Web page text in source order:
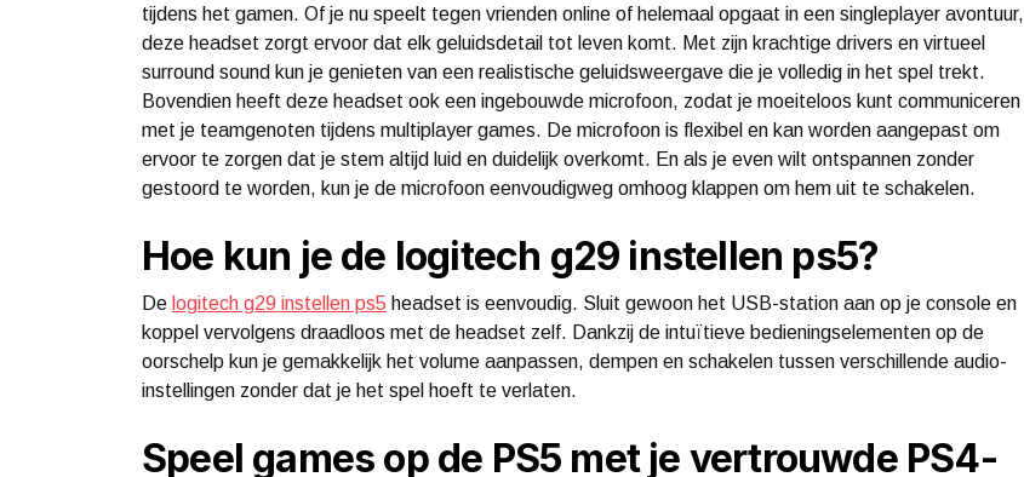
tijdens het gamen. Of je nu speelt tegen vrienden online of helemaal opgaat in een singleplayer avontuur,
deze headset zorgt ervoor dat elk geluidsdetail tot leven komt. Met zijn krachtige drivers en virtueel
surround sound kun je genieten van een realistische geluidsweergave die je volledig in het spel trekt.
Bovendien heeft deze headset ook een ingebouwde microfoon, zodat je moeiteloos kunt communiceren
met je teamgenoten tijdens multiplayer games. De microfoon is flexibel en kan worden aangepast om
ervoor te zorgen dat je stem altijd luid en duidelijk overkomt. En als je even wilt ontspannen zonder
gestoord te worden, kun je de microfoon eenvoudigweg omhoog klappen om hem uit te schakelen.
Hoe kun je de logitech g29 instellen ps5?
De logitech g29 instellen ps5 headset is eenvoudig. Sluit gewoon het USB-station aan op je console en
koppel vervolgens draadloos met de headset zelf. Dankzij de intuïtieve bedieningselementen op de
oorschelp kun je gemakkelijk het volume aanpassen, dempen en schakelen tussen verschillende audio-
instellingen zonder dat je het spel hoeft te verlaten.
Speel games op de PS5 met je vertrouwde PS4-